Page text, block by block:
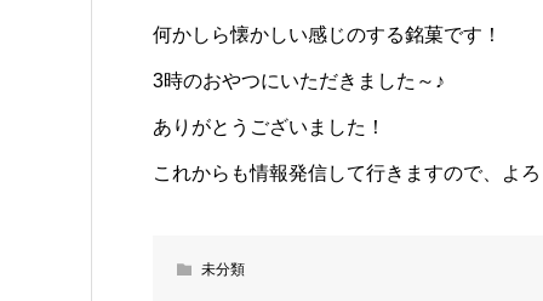
何かしら懐かしい感じのする銘菓です！
3時のおやつにいただきました～♪
ありがとうございました！
これからも情報発信して行きますので、よ
未分類